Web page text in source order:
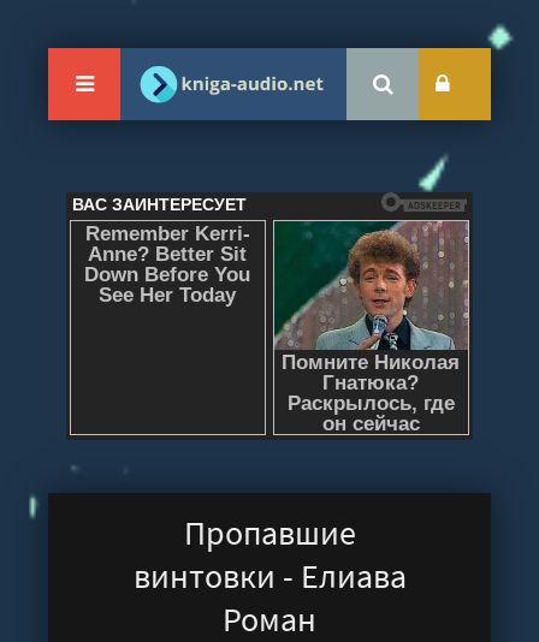
Пропавшие
винтовки - Елиава
Роман